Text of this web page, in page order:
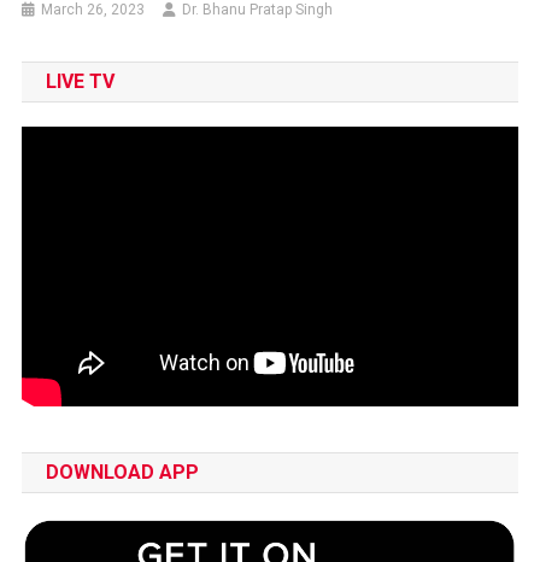
March 26, 2023 Dr. Bhanu Pratap Singh
LIVE TV
DOWNLOAD APP